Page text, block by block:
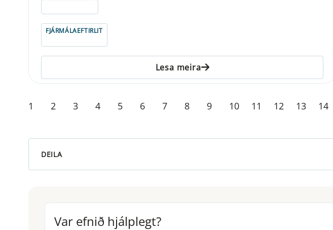
FJÁRMÁLAEFTIRLIT
Lesa meira
1 2 3 4 5 6 7 8 9 10 11 12 13 14
DEILA
Var efnið hjálplegt?
Var efnið hjálplegt?